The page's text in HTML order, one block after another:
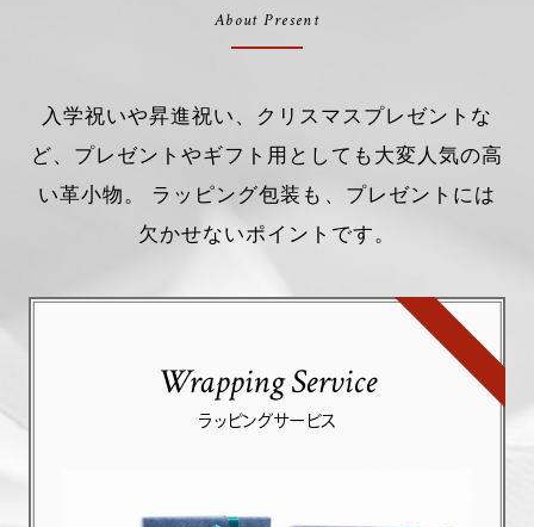
About Present
入学祝いや昇進祝い、クリスマスプレゼントな
ど、プレゼントやギフト用としても大変人気の高
い革小物。 ラッピング包装も、プレゼントには
欠かせないポイントです。
Wrapping Service
ラッピングサービス